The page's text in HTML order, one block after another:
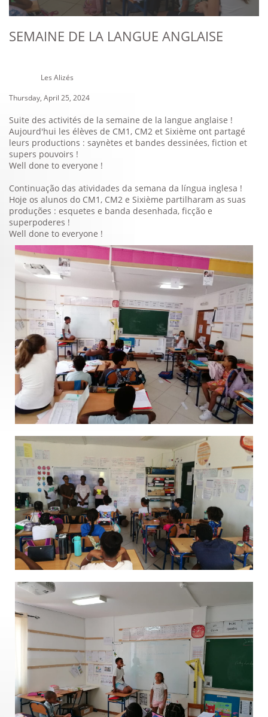
SEMAINE DE LA LANGUE ANGLAISE
Les Alizés
Thursday, April 25, 2024
Suite des activités de la semaine de la langue anglaise !
Aujourd'hui les élèves de CM1, CM2 et Sixième ont partagé
leurs productions : saynètes et bandes dessinées, fiction et
supers pouvoirs !
Well done to everyone !
Continuação das atividades da semana da língua inglesa !
Hoje os alunos do CM1, CM2 e Sixième partilharam as suas
produções : esquetes e banda desenhada, ficção e
superpoderes !
Well done to everyone !